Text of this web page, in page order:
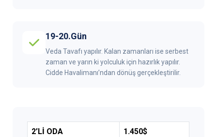
19-20.Gün
Veda Tavafı yapılır. Kalan zamanları ise serbest
zaman ve yarın ki yolculuk için hazırlık yapılır.
Cidde Havalimanı’ndan dönüş gerçekleştirilir.
2’Lİ ODA 1.450$